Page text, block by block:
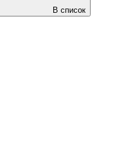
В список